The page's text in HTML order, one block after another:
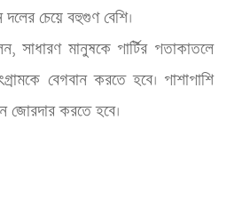
চেয়ে বহুগুণ বেশি।
সাধারণ মানুষকে পার্টির পতাকাতলে
বেগবান করতে হবে। পাশাপাশি
জোরদার করতে হবে।